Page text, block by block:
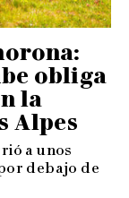
obliga
la
Alpes
a unos
debajo de